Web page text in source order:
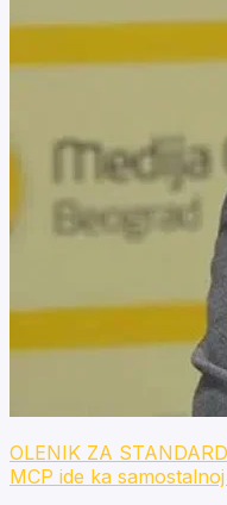
OLENIK ZA
MCP ide ka